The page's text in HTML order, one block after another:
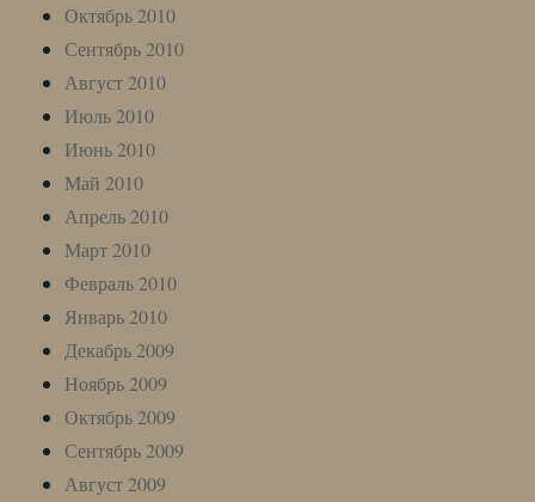
Октябрь 2010
Сентябрь 2010
Август 2010
Июль 2010
Июнь 2010
Май 2010
Апрель 2010
Март 2010
Февраль 2010
Январь 2010
Декабрь 2009
Ноябрь 2009
Октябрь 2009
Сентябрь 2009
Август 2009